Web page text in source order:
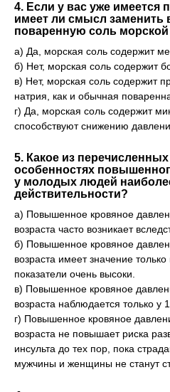
4. Если у вас уже имеется
имеет ли смысл
поваренную соль
а) Да, морская соль содержит
б) Нет, морская соль содержит
в) Нет, морская соль содержит
натрия, как и обычная
г) Да, морская соль содержит
способствуют снижению
5. Какое из
особенностях
у молодых людей
действительности?
а) Повышенное кровяное
возраста часто возникает
б) Повышенное кровяное
возраста имеет значение
показатели очень высоки.
в) Повышенное кровяное
возраста наблюдается только у
г) Повышенное кровяное
возраста не повышает риска
инсульта до тех пор, пока
мужчины и женщины не станут